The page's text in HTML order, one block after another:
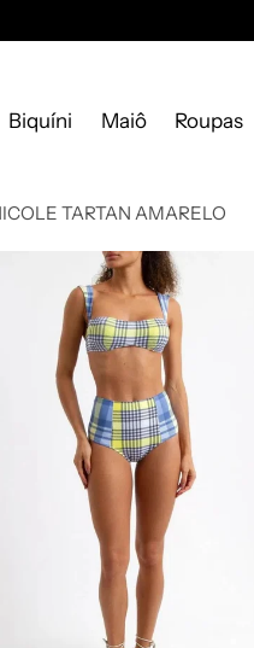
Biquíni Maiô Roupas
TARTAN AMARELO